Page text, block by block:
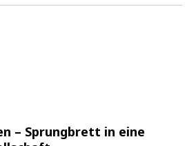
– Sprungbrett in eine